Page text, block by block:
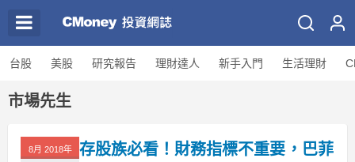
台股 美股 研究報告 理財達人 新手入門 生活理財
市場先生
8月 2018年
存股族必看！財務指標不重要，巴菲